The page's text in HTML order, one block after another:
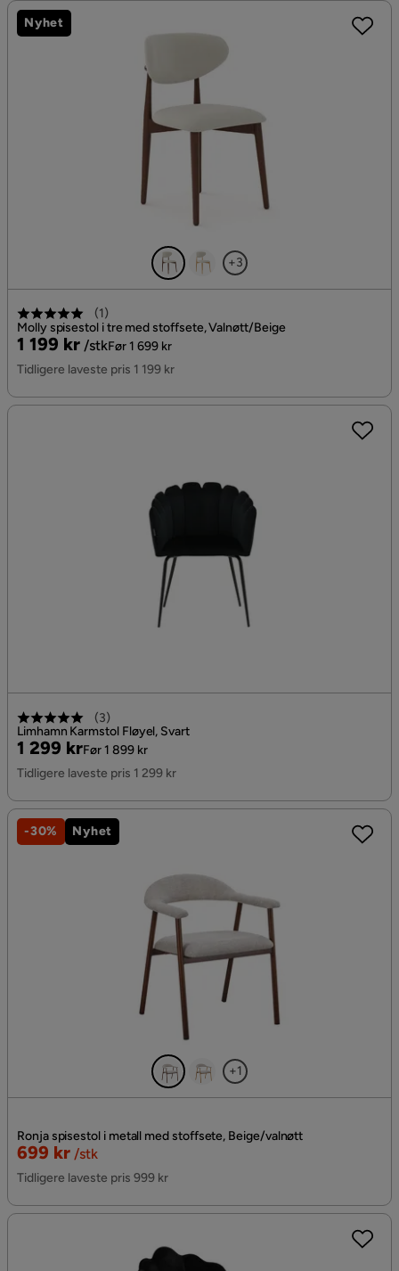
+3
(1)
Molly spisestol i tre med stoffsete, Valnøtt/Beige
Pris
1 199 kr /stk
Original
Pris
Før 1 699 kr
Tidligere laveste pris 1 199 kr
Nyhet
(3)
Limhamn Karmstol Fløyel, Svart
Pris
1 299 kr
Original
Pris
Før 1 899 kr
Tidligere laveste pris 1 299 kr
+1
Ronja spisestol i metall med stoffsete, Beige/valnøtt
Nedsatt
Pris
699 kr /stk
Tidligere laveste pris 999 kr
-30% Nyhet